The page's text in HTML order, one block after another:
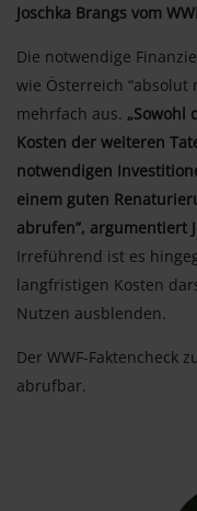
Joschka Brangs vom
Die notwendige
wie Österreich
mehrfach aus. „Sowohl
Kosten der weiteren
notwendigen
einem guten
abrufen”, argumentiert
Irreführend ist es
langfristigen Kosten
Nutzen ausblenden.
Der WWF-Faktencheck
abrufbar.